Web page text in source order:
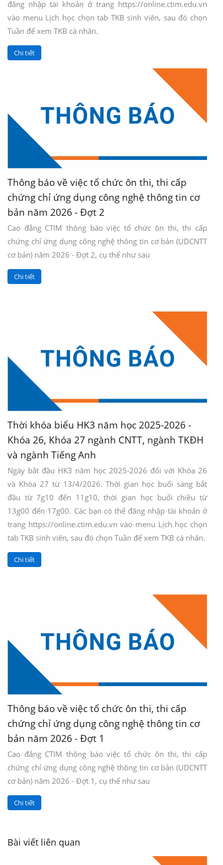
đăng nhập tài khoản ở trang https://online.ctim.edu.vn
vào menu Lịch học chọn tab TKB sinh viên, sau đó chọn
Tuần để xem TKB cá nhân.
Chi tiết
Thông báo về việc tổ chức ôn thi, thi cấp
chứng chỉ ứng dụng công nghệ thông tin cơ
bản năm 2026 - Đợt 2
Cao đẳng CTIM thông báo việc tổ chức ôn thi, thi cấp
chứng chỉ ứng dụng công nghệ thông tin cơ bản (UDCNTT
cơ bản) năm 2026 - Đợt 2, cụ thể như sau
Chi tiết
Thời khóa biểu HK3 năm học 2025-2026 -
Khóa 26, Khóa 27 ngành CNTT, ngành TKĐH
và ngành Tiếng Anh
Ngày bắt đầu HK3 năm học 2025-2026 đối với Khóa 26
và Khóa 27 từ 13/4/2026. Thời gian học buổi sáng bắt
đầu từ 7g10 đến 11g10, thời gian học buổi chiều từ
13g00 đến 17g00. Các bạn có thể đăng nhập tài khoản ở
trang https://online.ctim.edu.vn vào menu Lịch học chọn
tab TKB sinh viên, sau đó chọn Tuần để xem TKB cá nhân.
Chi tiết
Thông báo về việc tổ chức ôn thi, thi cấp
chứng chỉ ứng dụng công nghệ thông tin cơ
bản năm 2026 - Đợt 1
Cao đẳng CTIM thông báo việc tổ chức ôn thi, thi cấp
chứng chỉ ứng dụng công nghệ thông tin cơ bản (UDCNTT
cơ bản) năm 2026 - Đợt 1, cụ thể như sau
Chi tiết
Bài viết liên quan